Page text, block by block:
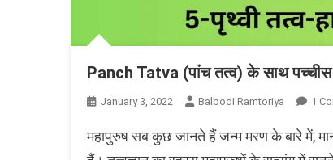
Panch Tatva (पांच तत्व) के साथ पच्चीस
January 3, 2022 Balbodi Ramtoriya 1
महापुरुष सब कुछ जानते हैं जन्म मरण के बारे में,